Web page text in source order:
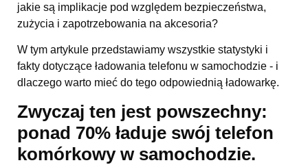
jakie są implikacje pod względem bezpieczeństwa,
zużycia i zapotrzebowania na akcesoria?
W tym artykule przedstawiamy wszystkie statystyki i
fakty dotyczące ładowania telefonu w samochodzie - i
dlaczego warto mieć do tego odpowiednią ładowarkę.
Zwyczaj ten jest powszechny:
ponad 70% ładuje swój telefon
komórkowy w samochodzie.